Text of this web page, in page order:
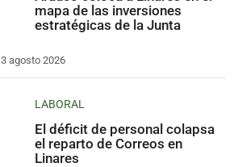
mapa de las inversiones
estratégicas de la Junta
3 agosto 2026
LABORAL
El déficit de personal colapsa
el reparto de Correos en
Linares